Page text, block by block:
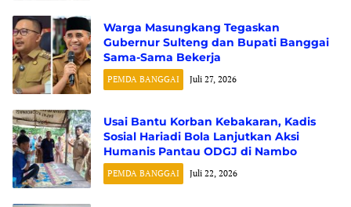
Warga Masungkang Tegaskan
Gubernur Sulteng dan Bupati Banggai
Sama-Sama Bekerja
PEMDA BANGGAI Juli 27, 2026
Usai Bantu Korban Kebakaran, Kadis
Sosial Hariadi Bola Lanjutkan Aksi
Humanis Pantau ODGJ di Nambo
PEMDA BANGGAI Juli 22, 2026